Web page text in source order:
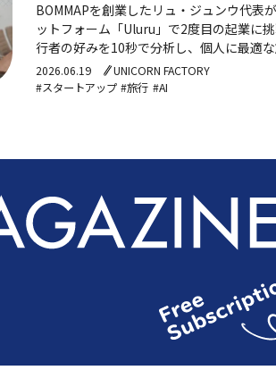
BOMMAPを創業したリュ・ジュンウ代表
ットフォーム「Uluru」で2度目の起業に
行者の好みを10秒で分析し、個人に最適
ットフォームを目指す。
2026.06.19
UNICORN FACTORY
#スタートアップ #旅行 #AI